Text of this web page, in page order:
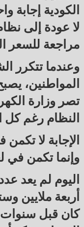
الكودية إجابة
لا عودة إلى
مراجعة للسعر
وعندما تتكرر
المواطنين،
تصر وزارة
النظام رغم كل
الإجابة لا
وإنما تكمن في
اليوم لم يعد
أربعة ملايين
كان قبل